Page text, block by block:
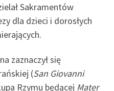
Sakramentów
dla dzieci i dorosłych
zaznaczył się
(San Giovanni
Rzymu będącej Mater